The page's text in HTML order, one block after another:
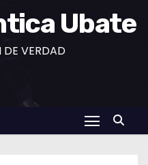
Ubate
DE VERDAD